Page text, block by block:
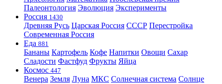
Палеонтология Эволюция Эксперименты
Россия 1430
Древняя Русь Царская Россия СССР Перестройка
Современная Россия
Еда 881
Бананы Картофель Кофе Напитки Овощи Сахар
Сладости Фастфуд Фрукты Яйца
Космос 447
Венера Земля Луна МКС Солнечная система Солнце